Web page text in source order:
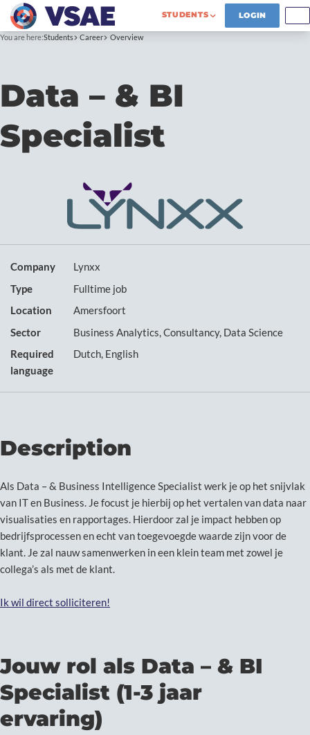
STUDENTS LOGIN
You are here:Students Career Overview
Data – & BI
Specialist
Company
Lynxx
Type
Fulltime job
Location
Amersfoort
Sector
Business Analytics, Consultancy, Data Science
Required
language
Dutch, English
Description
Als Data – & Business Intelligence Specialist werk je op het snijvlak
van IT en Business. Je focust je hierbij op het vertalen van data naar
visualisaties en rapportages. Hierdoor zal je impact hebben op
bedrijfsprocessen en echt van toegevoegde waarde zijn voor de
klant. Je zal nauw samenwerken in een klein team met zowel je
collega’s als met de klant.
Ik wil direct solliciteren!
Jouw rol als Data – & BI
Specialist (1-3 jaar
ervaring)